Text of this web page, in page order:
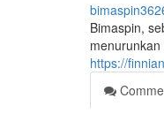
Bimaspin,
https://